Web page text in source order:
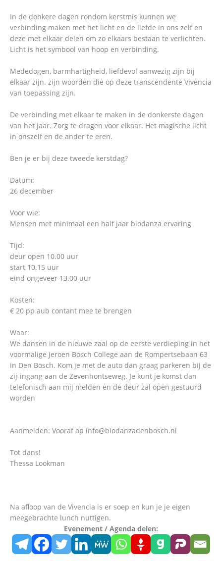
In de donkere dagen rondom kerstmis kunnen we
verbinding maken met het licht en de liefde in ons zelf en
deze met elkaar delen om zo elkaars bestaan te verlichten.
Licht is het symbool van hoop en verbinding.
Mededogen, barmhartigheid, liefdevol aanwezig zijn bij
elkaar zijn. zijn woorden die op deze transcendente Vivencia
van toepassing zijn.
De verbinding met elkaar te maken in de donkerste dagen
van het jaar. Zorg te dragen voor elkaar. Het magische licht
in onszelf en de ander te eren.
Ben je er bij deze tweede kerstdag?
Datum:
26 december
Voor wie:
Mensen met minimaal een half jaar biodanza ervaring
Tijd:
deur open 10.00 uur
start 10.15 uur
eind ongeveer 13.00 uur
Kosten:
€ 20 pp aub contant mee te brengen
Waar:
We dansen in de nieuwe zaal op de eerste verdieping in het
voormalige Jeroen Bosch College aan de Rompertsebaan 63
in Den Bosch. Kom je met de auto dan graag parkeren bij de
zij-ingang aan de Zevenhontseweg. Je kunt je komst dan
telefonisch aan mij melden en de deur zal open gestuurd
worden
Aanmelden: Vooraf op info@biodanzadenbosch.nl
Tot dans!
Thessa Lookman
Na afloop van de Vivencia is er soep en kun je je eigen
meegebrachte lunch nuttigen.
Evenement / Agenda delen: